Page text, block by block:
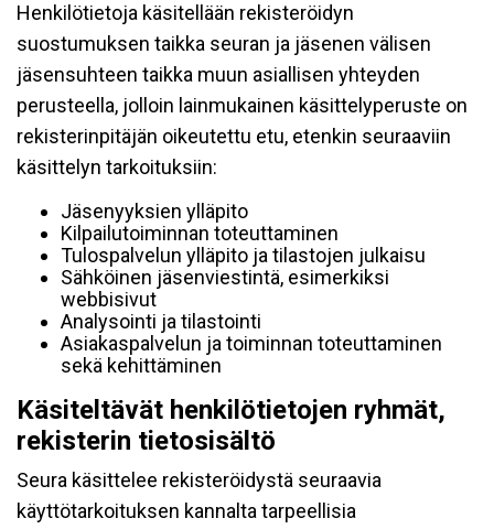
Henkilötietoja käsitellään rekisteröidyn
suostumuksen taikka seuran ja jäsenen välisen
jäsensuhteen taikka muun asiallisen yhteyden
perusteella, jolloin lainmukainen käsittelyperuste on
rekisterinpitäjän oikeutettu etu, etenkin seuraaviin
käsittelyn tarkoituksiin:
Jäsenyyksien ylläpito
Kilpailutoiminnan toteuttaminen
Tulospalvelun ylläpito ja tilastojen julkaisu
Sähköinen jäsenviestintä, esimerkiksi
webbisivut
Analysointi ja tilastointi
Asiakaspalvelun ja toiminnan toteuttaminen
sekä kehittäminen
Käsiteltävät henkilötietojen ryhmät,
rekisterin tietosisältö
Seura käsittelee rekisteröidystä seuraavia
käyttötarkoituksen kannalta tarpeellisia